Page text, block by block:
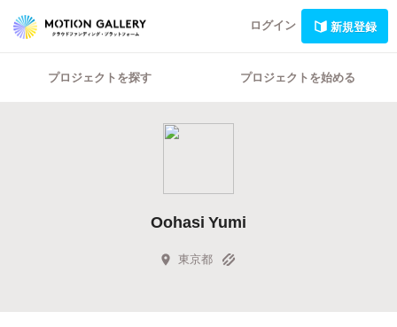
ログイン 新規登録
プロジェクトを探す プロジェクトを始める
Oohasi Yumi
東京都